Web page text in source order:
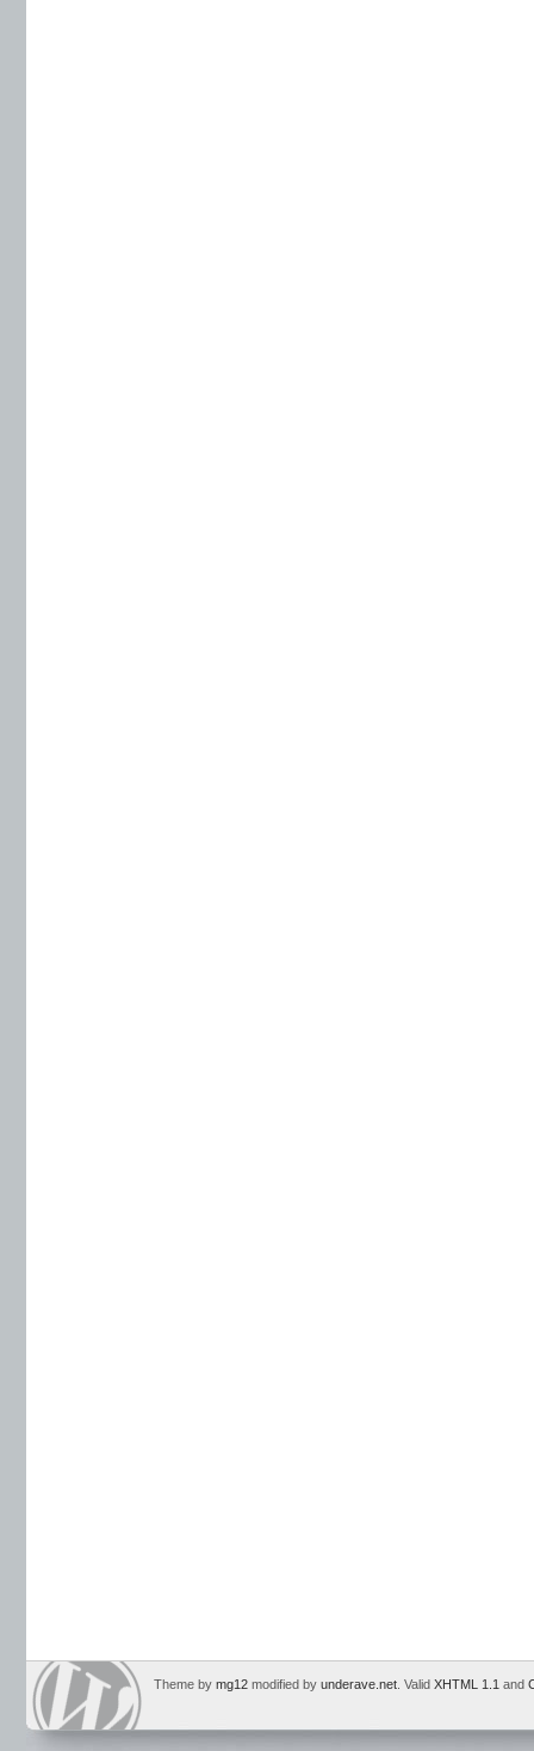
Theme by mg12 modified by underave.net . Valid XHTML 1.1 and